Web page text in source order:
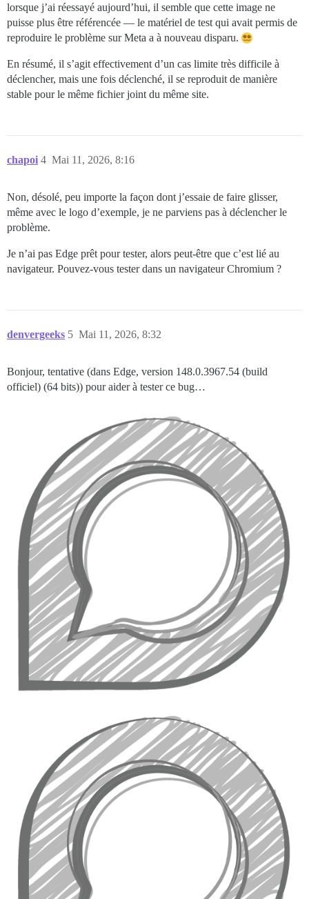
lorsque j’ai réessayé aujourd’hui, il semble que cette image ne
puisse plus être référencée — le matériel de test qui avait permis de
reproduire le problème sur Meta a à nouveau disparu.
En résumé, il s’agit effectivement d’un cas limite très difficile à
déclencher, mais une fois déclenché, il se reproduit de manière
stable pour le même fichier joint du même site.
chapoi Mai 11, 2026, 8:16
4
Non, désolé, peu importe la façon dont j’essaie de faire glisser,
même avec le logo d’exemple, je ne parviens pas à déclencher le
problème.
Je n’ai pas Edge prêt pour tester, alors peut-être que c’est lié au
navigateur. Pouvez-vous tester dans un navigateur Chromium ?
denvergeeks Mai 11, 2026, 8:32
5
Bonjour, tentative (dans Edge, version 148.0.3967.54 (build
officiel) (64 bits)) pour aider à tester ce bug…